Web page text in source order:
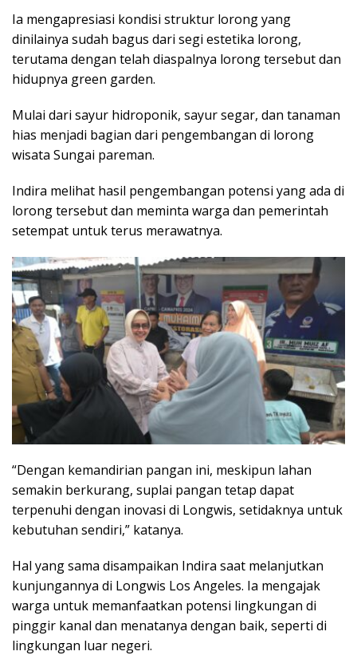
Ia mengapresiasi kondisi struktur lorong yang
dinilainya sudah bagus dari segi estetika lorong,
terutama dengan telah diaspalnya lorong tersebut dan
hidupnya green garden.
Mulai dari sayur hidroponik, sayur segar, dan tanaman
hias menjadi bagian dari pengembangan di lorong
wisata Sungai pareman.
Indira melihat hasil pengembangan potensi yang ada di
lorong tersebut dan meminta warga dan pemerintah
setempat untuk terus merawatnya.
“Dengan kemandirian pangan ini, meskipun lahan
semakin berkurang, suplai pangan tetap dapat
terpenuhi dengan inovasi di Longwis, setidaknya untuk
kebutuhan sendiri,” katanya.
Hal yang sama disampaikan Indira saat melanjutkan
kunjungannya di Longwis Los Angeles. Ia mengajak
warga untuk memanfaatkan potensi lingkungan di
pinggir kanal dan menatanya dengan baik, seperti di
lingkungan luar negeri.